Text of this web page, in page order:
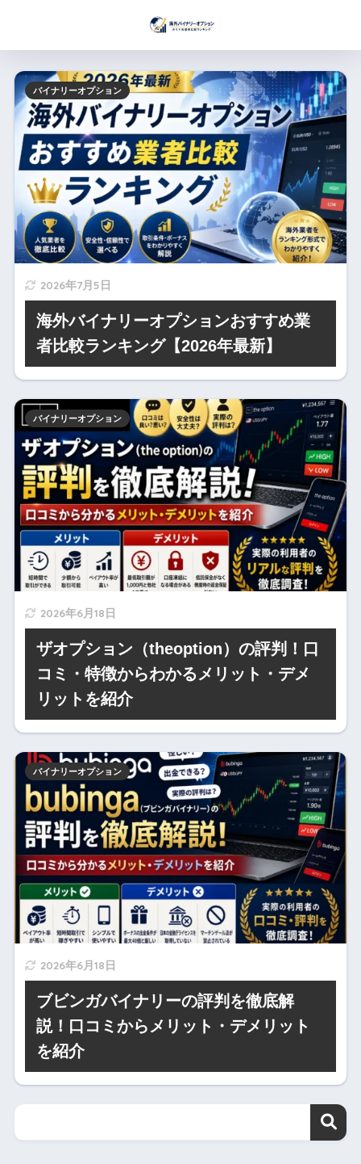
2026年7月5日
海外バイナリーオプションおすすめ業
者比較ランキング【2026年最新】
バイナリーオプション
2026年6月18日
ザオプション（theoption）の評判！口
コミ・特徴からわかるメリット・デメ
リットを紹介
バイナリーオプション
2026年6月18日
ブビンガバイナリーの評判を徹底解
説！口コミからメリット・デメリット
を紹介
バイナリーオプション